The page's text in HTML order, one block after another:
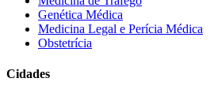
Genética Médica
Medicina Legal e Perícia Médica
Obstetrícia
Cidades